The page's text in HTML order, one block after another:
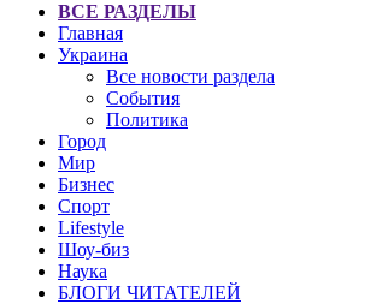
ВСЕ РАЗДЕЛЫ
Главная
Украина
Все новости раздела
События
Политика
Город
Мир
Бизнес
Спорт
Lifestyle
Шоу-биз
Наука
БЛОГИ ЧИТАТЕЛЕЙ